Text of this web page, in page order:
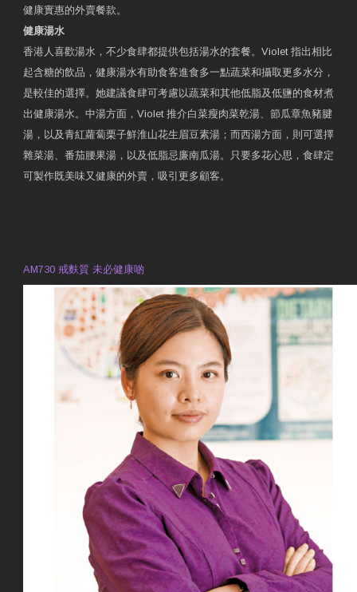
健康實惠的外賣餐款。
健康湯水
香港人喜歡湯水，不少食肆都提供包括湯水的套餐。Violet 指出相比
起含糖的飲品，健康湯水有助食客進食多一點蔬菜和攝取更多水分，
是較佳的選擇。她建議食肆可考慮以蔬菜和其他低脂及低鹽的食材煮
出健康湯水。中湯方面，Violet 推介白菜瘦肉菜乾湯、節瓜章魚豬腱
湯，以及青紅蘿蔔栗子鮮淮山花生眉豆素湯；而西湯方面，則可選擇
雜菜湯、番茄腰果湯，以及低脂忌廉南瓜湯。只要多花心思，食肆定
可製作既美味又健康的外賣，吸引更多顧客。
AM730 戒麩質 未必健康啲